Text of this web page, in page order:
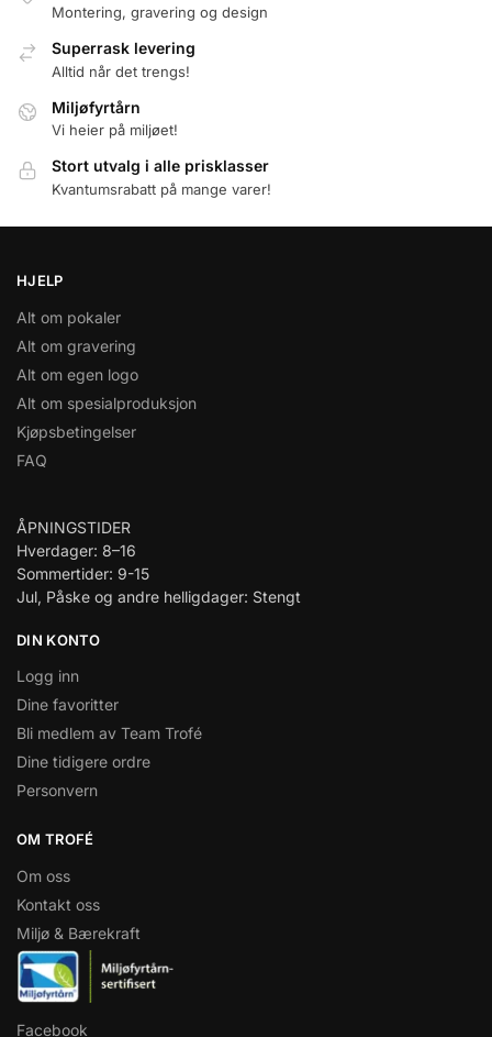
Montering, gravering og design
Superrask levering
Alltid når det trengs!
Miljøfyrtårn
Vi heier på miljøet!
Stort utvalg i alle prisklasser
Kvantumsrabatt på mange varer!
HJELP
Alt om pokaler
Alt om gravering
Alt om egen logo
Alt om spesialproduksjon
Kjøpsbetingelser
FAQ
ÅPNINGSTIDER
Hverdager: 8–16
Sommertider: 9-15
Jul, Påske og andre helligdager: Stengt
DIN KONTO
Logg inn
Dine favoritter
Bli medlem av Team Trofé
Dine tidigere ordre
Personvern
OM TROFÉ
Om oss
Kontakt oss
Miljø & Bærekraft
Facebook